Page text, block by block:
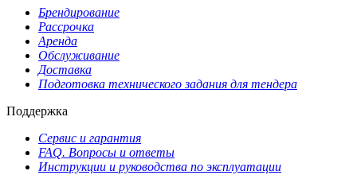
Брендирование
Рассрочка
Аренда
Обслуживание
Доставка
Подготовка технического задания для тендера
Поддержка
Сервис и гарантия
FAQ. Вопросы и ответы
Инструкции и руководства по эксплуатации